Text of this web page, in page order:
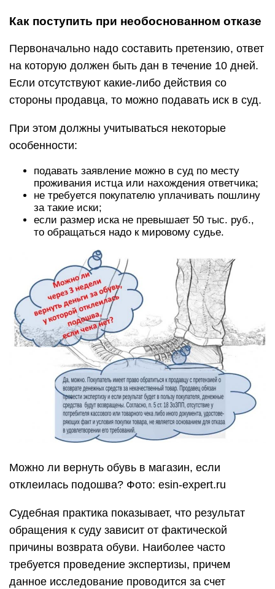
Как поступить при необоснованном отказе
Первоначально надо составить претензию, ответ
на которую должен быть дан в течение 10 дней.
Если отсутствуют какие-либо действия со
стороны продавца, то можно подавать иск в суд.
При этом должны учитываться некоторые
особенности:
подавать заявление можно в суд по месту
проживания истца или нахождения ответчика;
не требуется покупателю уплачивать пошлину
за такие иски;
если размер иска не превышает 50 тыс. руб.,
то обращаться надо к мировому судье.
Можно ли вернуть обувь в магазин, если
отклеилась подошва? Фото: esin-expert.ru
Судебная практика показывает, что результат
обращения к суду зависит от фактической
причины возврата обуви. Наиболее часто
требуется проведение экспертизы, причем
данное исследование проводится за счет